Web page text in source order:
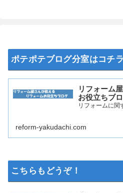
ポテポテブログ分室はコチラ
リフォーム
お役立ちブ
リフォームに関
reform-yakudachi.com
こちらもどうぞ！